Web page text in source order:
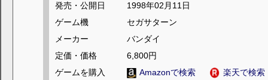
発売・公開日
1998年02月11日
ゲーム機
セガサターン
メーカー
バンダイ
定価・価格
6,800円
ゲームを購入
Amazonで検索 楽天で検索